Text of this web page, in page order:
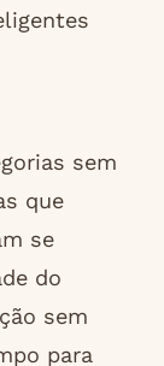
sem
que
se
do
sem
para